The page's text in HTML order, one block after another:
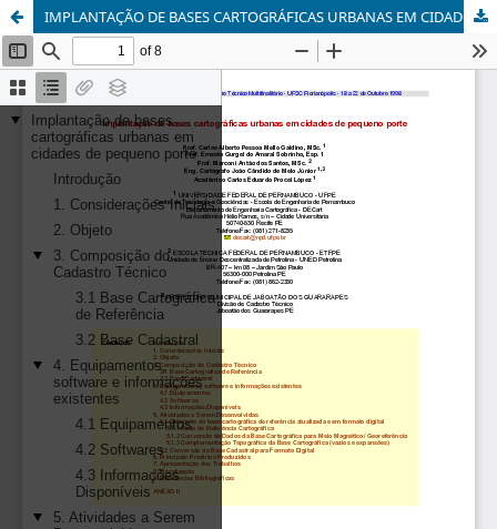
IMPLANTAÇÃO DE BASES CARTOGRÁFICAS URBANAS EM CIDADES DE PEQUENO PORTE